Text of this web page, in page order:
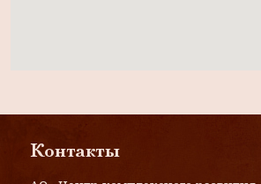
Контакты